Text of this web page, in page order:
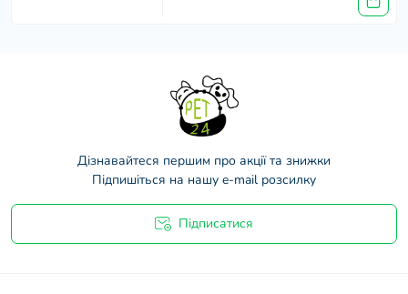
Дізнавайтеся першим про акції та знижки
Підпишіться на нашу e-mail розсилку
Підписатися